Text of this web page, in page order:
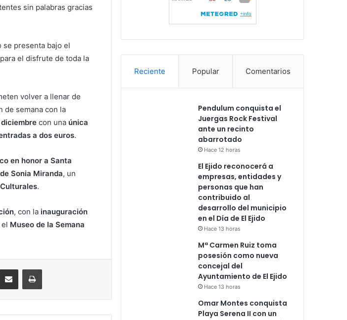
sin palabras gracias
se presenta bajo el
el disfrute de toda la
volver a llenar de
de semana con la
con una única
a dos euros.
en honor a Santa
Sonia Miranda, un
.
, con la inauguración
Museo de la Semana
Compartir por correo electrónicoImprimir
Reciente Popular Comentarios
Pendulum conquista el
Juergas Rock Festival
ante un recinto
abarrotado
Hace 12 horas
El Ejido reconocerá a
empresas, entidades y
personas que han
contribuido al
desarrollo del municipio
en el Día de El Ejido
Hace 13 horas
Mª Carmen Ruiz toma
posesión como nueva
concejal del
Ayuntamiento de El Ejido
Hace 13 horas
Omar Montes conquista
Playa Serena II con un